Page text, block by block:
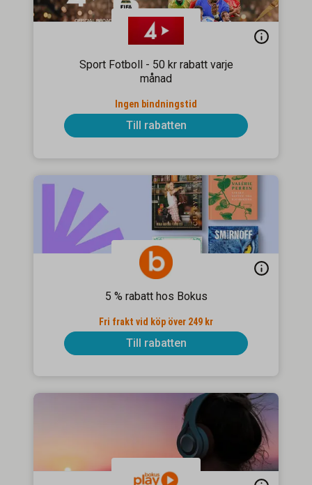
Sport Fotboll - 50 kr rabatt varje
månad
Ingen bindningstid
Till rabatten
5 % rabatt hos Bokus
Fri frakt vid köp över 249 kr
Till rabatten